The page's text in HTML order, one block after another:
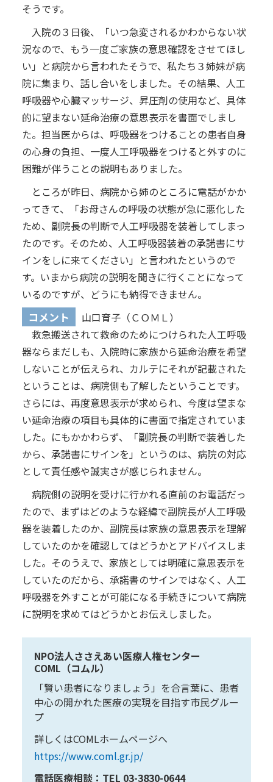
そうです。
入院の３日後、「いつ急変されるかわからない状
況なので、もう一度ご家族の意思確認をさせてほし
い」と病院から言われたそうで、私たち３姉妹が病
院に集まり、話し合いをしました。その結果、人工
呼吸器や心臓マッサージ、昇圧剤の使用など、具体
的に望まない延命治療の意思表示を書面でしまし
た。担当医からは、呼吸器をつけることの患者自身
の心身の負担、一度人工呼吸器をつけると外すのに
困難が伴うことの説明もありました。
ところが昨日、病院から姉のところに電話がかか
ってきて、「お母さんの呼吸の状態が急に悪化した
ため、副院長の判断で人工呼吸器を装着してしまっ
たのです。そのため、人工呼吸器装着の承諾書にサ
インをしに来てください」と言われたというので
す。いまから病院の説明を聞きに行くことになって
いるのですが、どうにも納得できません。
コメント
山口育子（ＣＯＭＬ）
救急搬送されて救命のためにつけられた人工呼吸
器ならまだしも、入院時に家族から延命治療を希望
しないことが伝えられ、カルテにそれが記載された
ということは、病院側も了解したということです。
さらには、再度意思表示が求められ、今度は望まな
い延命治療の項目も具体的に書面で指定されていま
した。にもかかわらず、「副院長の判断で装着した
から、承諾書にサインを」というのは、病院の対応
として責任感や誠実さが感じられません。
病院側の説明を受けに行かれる直前のお電話だっ
たので、まずはどのような経緯で副院長が人工呼吸
器を装着したのか、副院長は家族の意思表示を理解
していたのかを確認してはどうかとアドバイスしま
した。そのうえで、家族としては明確に意思表示を
していたのだから、承諾書のサインではなく、人工
呼吸器を外すことが可能になる手続きについて病院
に説明を求めてはどうかとお伝えしました。
NPO法人ささえあい医療人権センター
COML（コムル）
「賢い患者になりましょう」を合言葉に、患者
中心の開かれた医療の実現を目指す市民グルー
プ
詳しくはCOMLホームページへ
https://www.coml.gr.jp/
電話医療相談：TEL 03-3830-0644